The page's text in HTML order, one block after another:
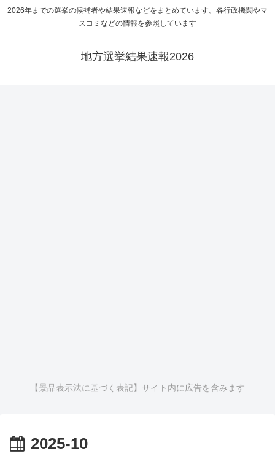
2026年までの選挙の候補者や結果速報などをまとめています。各行政機関やマ
スコミなどの情報を参照しています
地方選挙結果速報2026
【景品表示法に基づく表記】サイト内に広告を含みます
2025-10